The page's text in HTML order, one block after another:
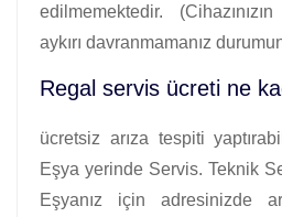
edilmemektedir.
aykırı davranmamanız
Regal servis ücreti ne
ücretsiz arıza tespiti
Eşya yerinde Servis. Teknik
Eşyanız için adresinizde